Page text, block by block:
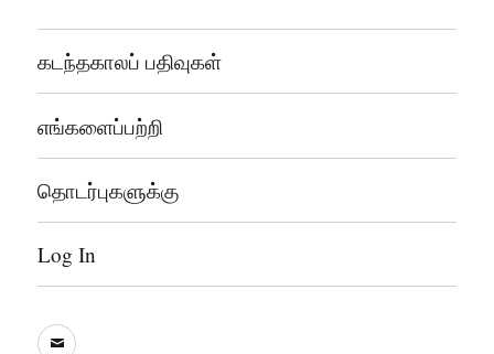
கடந்தகாலப் பதிவுகள்
எங்களைப்பற்றி
தொடர்புகளுக்கு
Log In
sooddram@gmail.com